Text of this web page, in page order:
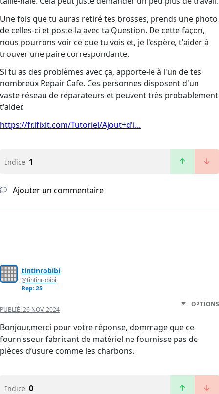
Une fois que tu auras retiré tes brosses, prends une photo
de celles-ci et poste-la avec ta Question. De cette façon,
nous pourrons voir ce que tu vois et, je l'espère, t'aider à
trouver une paire correspondante.
Si tu as des problèmes avec ça, apporte-le à l'un de tes
nombreux Repair Cafe. Ces personnes disposent d'un
vaste réseau de réparateurs et peuvent très probablement
t'aider.
https://fr.ifixit.com/Tutoriel/Ajout+d'i...
Indice 1
Ajouter un commentaire
tintinrobibi
@tintinrobibi
Rep: 25
PUBLIÉ:26 NOV. 2024
OPTIONS
Bonjour,merci pour votre réponse, dommage que ce
fournisseur fabricant de matériel ne fournisse pas de
pièces d’usure comme les charbons.
Indice 0